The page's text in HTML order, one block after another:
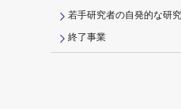
若手研究者の自発的な研
終了事業